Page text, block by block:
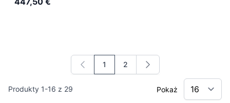
Produkty 1-16 z 29
Aktualnie czytasz stronę
1 Strona
2
Pokaż